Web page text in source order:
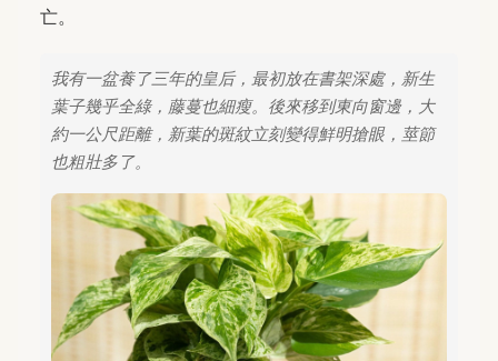
亡。
我有一盆養了三年的皇后，最初放在書架深處，新生
葉子幾乎全綠，藤蔓也細瘦。後來移到東向窗邊，大
約一公尺距離，新葉的斑紋立刻變得鮮明搶眼，莖節
也粗壯多了。